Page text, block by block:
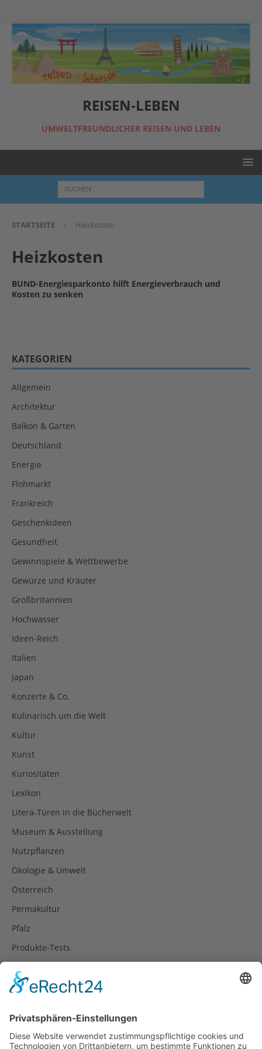
REISEN-LEBEN
UMWELTFREUNDLICHER REISEN UND LEBEN
STARTSEITE Heizkosten
Heizkosten
BUND-Energiesparkonto hilft Energieverbrauch und
Kosten zu senken
KATEGORIEN
Allgemein
Architektur
Balkon & Garten
Deutschland
Energie
Flohmarkt
Frankreich
Geschenkideen
Gesundheit
Gewinnspiele & Wettbewerbe
Gewürze und Kräuter
Großbritannien
Hochwasser
Ideen-Reich
Italien
Japan
Konzerte & Co.
Kulinarisch um die Welt
Kultur
Kunst
Kuriositäten
Lexikon
Litera-Türen in die Bücherwelt
Museum & Ausstellung
Nutzpflanzen
Ökologie & Umwelt
Österreich
Permakultur
Pfalz
Produkte-Tests
Rezepte
Spanien
Südtirol